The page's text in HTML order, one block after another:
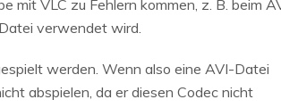
mit VLC zu Fehlern kommen, z. B. beim
verwendet wird.
werden. Wenn also eine AVI-Datei
abspielen, da er diesen Codec nicht